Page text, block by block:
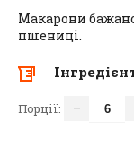
Макарони
пшениці.
Порції: –